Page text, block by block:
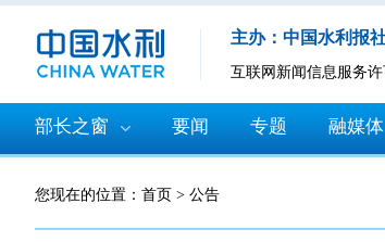
主办：中国水利报
互联网新闻信息服务许
部长之窗 要闻 专题 融媒体
您现在的位置： 首页 > 公告